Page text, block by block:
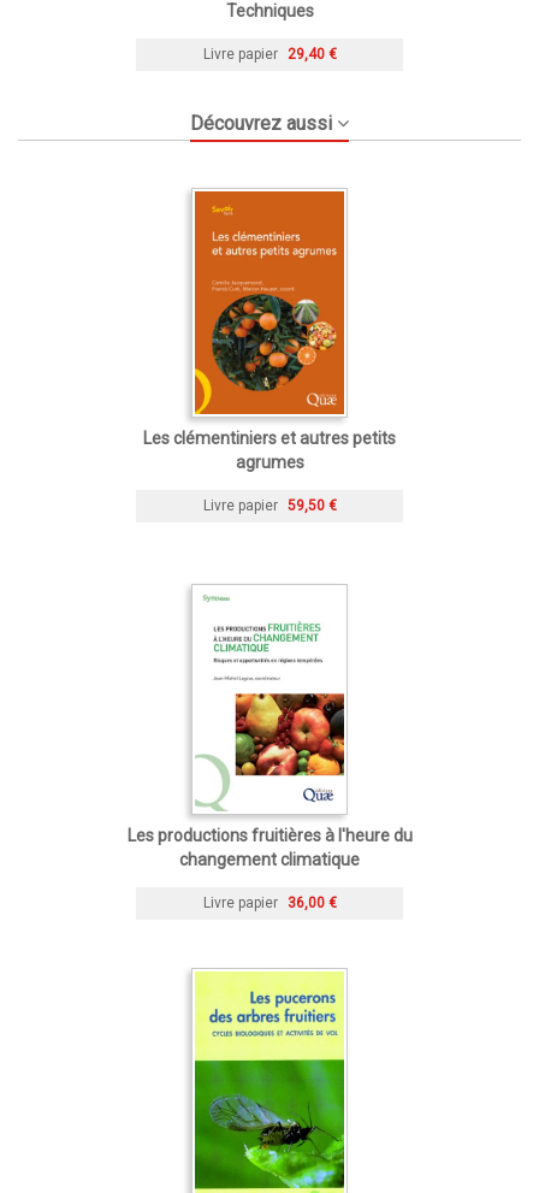
Techniques
Livre papier 29,40 €
Découvrez aussi
Les clémentiniers et autres petits
agrumes
Livre papier 59,50 €
Les productions fruitières à l'heure du
changement climatique
Livre papier 36,00 €